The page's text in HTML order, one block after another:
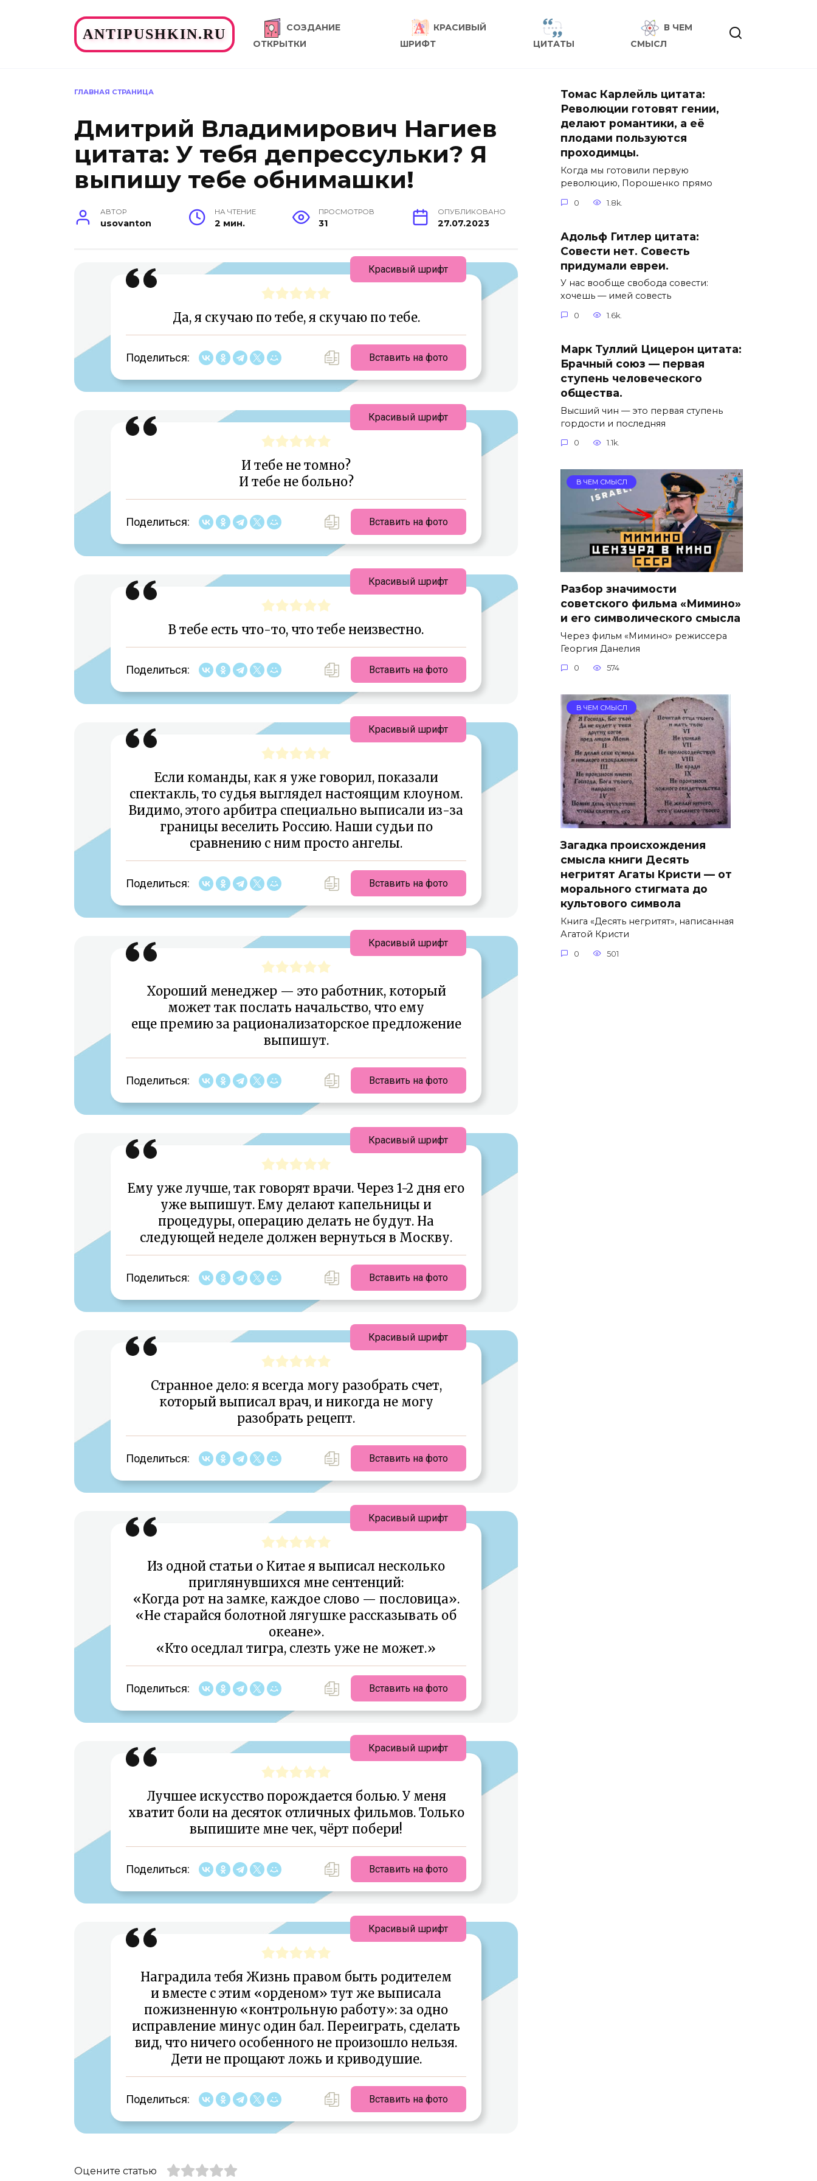
ANTIPUSHKIN.RU
СОЗДАНИЕ
ОТКРЫТКИ
КРАСИВЫЙ
ШРИФТ
ЦИТАТЫ
В ЧЕМ
СМЫСЛ
ГЛАВНАЯ СТРАНИЦА
Дмитрий Владимирович Нагиев
цитата: У тебя депрессульки? Я
выпишу тебе обнимашки!
АВТОР
usovanton
НА ЧТЕНИЕ
2 мин.
ПРОСМОТРОВ
31
ОПУБЛИКОВАНО
27.07.2023
Да, я скучаю по тебе, я скучаю по тебе.
Поделиться: Вставить на фото
Красивый шрифт
И тебе не томно?
И тебе не больно?
Поделиться: Вставить на фото
Красивый шрифт
В тебе есть что-то, что тебе неизвестно.
Поделиться: Вставить на фото
Красивый шрифт
Если команды, как я уже говорил, показали
спектакль, то судья выглядел настоящим клоуном.
Видимо, этого арбитра специально выписали из-за
границы веселить Россию. Наши судьи по
сравнению с ним просто ангелы.
Поделиться: Вставить на фото
Красивый шрифт
Хороший менеджер — это работник, который
может так послать начальство, что ему
еще премию за рационализаторское предложение
выпишут.
Поделиться: Вставить на фото
Красивый шрифт
Ему уже лучше, так говорят врачи. Через 1-2 дня его
уже выпишут. Ему делают капельницы и
процедуры, операцию делать не будут. На
следующей неделе должен вернуться в Москву.
Поделиться: Вставить на фото
Красивый шрифт
Странное дело: я всегда могу разобрать счет,
который выписал врач, и никогда не могу
разобрать рецепт.
Поделиться: Вставить на фото
Красивый шрифт
Из одной статьи о Китае я выписал несколько
приглянувшихся мне сентенций:
«Когда рот на замке, каждое слово — пословица».
«Не старайся болотной лягушке рассказывать об
океане».
«Кто оседлал тигра, слезть уже не может.»
Поделиться: Вставить на фото
Красивый шрифт
Лучшее искусство порождается болью. У меня
хватит боли на десяток отличных фильмов. Только
выпишите мне чек, чёрт побери!
Поделиться: Вставить на фото
Красивый шрифт
Наградила тебя Жизнь правом быть родителем
и вместе с этим «орденом» тут же выписала
пожизненную «контрольную работу»: за одно
исправление минус один бал. Переиграть, сделать
вид, что ничего особенного не произошло нельзя.
Дети не прощают ложь и криводушие.
Поделиться: Вставить на фото
Красивый шрифт
Оцените статью
Томас Карлейль цитата:
Революции готовят гении,
делают романтики, а её
плодами пользуются
проходимцы.
Когда мы готовили первую
революцию, Порошенко прямо
0 1.8k.
Адольф Гитлер цитата:
Совести нет. Совесть
придумали евреи.
У нас вообще свобода совести:
хочешь — имей совесть
0 1.6k.
Марк Туллий Цицерон цитата:
Брачный союз — первая
ступень человеческого
общества.
Высший чин — это первая ступень
гордости и последняя
0 1.1k.
В ЧЕМ СМЫСЛ
Разбор значимости
советского фильма «Мимино»
и его символического смысла
Через фильм «Мимино» режиссера
Георгия Данелия
0 574
В ЧЕМ СМЫСЛ
Загадка происхождения
смысла книги Десять
негритят Агаты Кристи — от
морального стигмата до
культового символа
Книга «Десять негритят», написанная
Агатой Кристи
0 501